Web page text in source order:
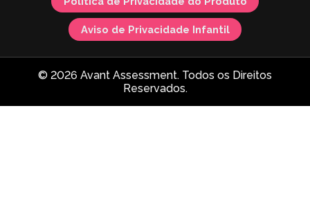
Aviso de Privacidade Infantil
© 2026 Avant Assessment. Todos os Direitos
Reservados.